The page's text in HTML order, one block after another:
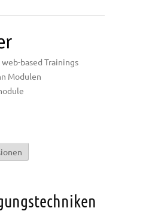
based Trainings
Modulen